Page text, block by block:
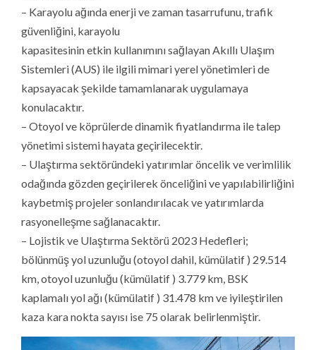
– Karayolu ağında enerji ve zaman tasarrufunu, trafik
güvenliğini, karayolu
kapasitesinin etkin kullanımını sağlayan Akıllı Ulaşım
Sistemleri (AUS) ile ilgili mimari yerel yönetimleri de
kapsayacak şekilde tamamlanarak uygulamaya
konulacaktır.
– Otoyol ve köprülerde dinamik fiyatlandırma ile talep
yönetimi sistemi hayata geçirilecektir.
– Ulaştırma sektöründeki yatırımlar öncelik ve verimlilik
odağında gözden geçirilerek önceliğini ve yapılabilirliğini
kaybetmiş projeler sonlandırılacak ve yatırımlarda
rasyonelleşme sağlanacaktır.
– Lojistik ve Ulaştırma Sektörü 2023 Hedefleri;
bölünmüş yol uzunluğu (otoyol dahil, kümülatif ) 29.514
km, otoyol uzunluğu (kümülatif ) 3.779 km, BSK
kaplamalı yol ağı (kümülatif ) 31.478 km ve iyileştirilen
kaza kara nokta sayısı ise 75 olarak belirlenmiştir.